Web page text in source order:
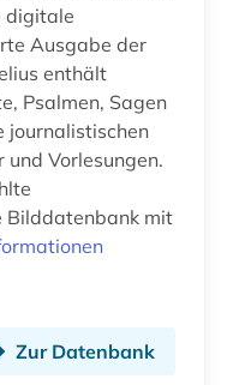
digitale
Ausgabe der
enthält
Psalmen, Sagen
journalistischen
Vorlesungen.
Bilddatenbank mit
Zur Datenbank